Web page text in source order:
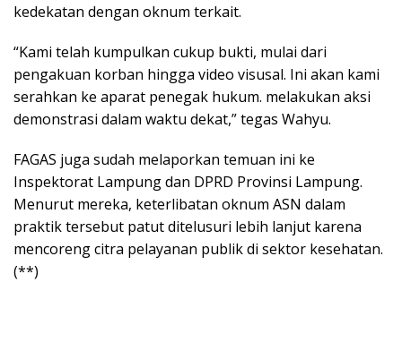
kedekatan dengan oknum terkait.
“Kami telah kumpulkan cukup bukti, mulai dari
pengakuan korban hingga video visusal. Ini akan kami
serahkan ke aparat penegak hukum. melakukan aksi
demonstrasi dalam waktu dekat,” tegas Wahyu.
FAGAS juga sudah melaporkan temuan ini ke
Inspektorat Lampung dan DPRD Provinsi Lampung.
Menurut mereka, keterlibatan oknum ASN dalam
praktik tersebut patut ditelusuri lebih lanjut karena
mencoreng citra pelayanan publik di sektor kesehatan.
(**)